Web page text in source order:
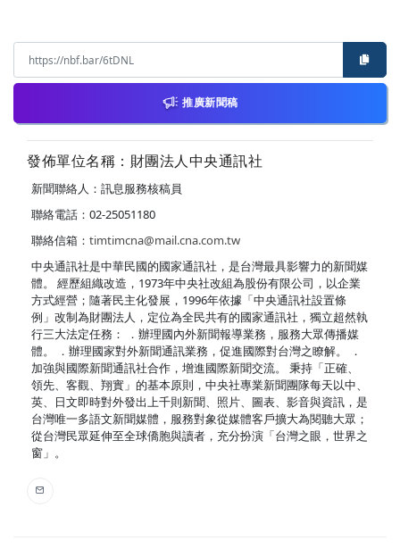
推廣新聞稿
發佈單位名稱：財團法人中央通訊社
新聞聯絡人：訊息服務核稿員
聯絡電話：02-25051180
聯絡信箱： timtimcna@mail.cna.com.tw
中央通訊社是中華民國的國家通訊社，是台灣最具影響力的新聞媒
體。 經歷組織改造，1973年中央社改組為股份有限公司，以企業
方式經營；隨著民主化發展，1996年依據「中央通訊社設置條
例」改制為財團法人，定位為全民共有的國家通訊社，獨立超然執
行三大法定任務： ．辦理國內外新聞報導業務，服務大眾傳播媒
體。 ．辦理國家對外新聞通訊業務，促進國際對台灣之瞭解。 ．
加強與國際新聞通訊社合作，增進國際新聞交流。 秉持「正確、
領先、客觀、翔實」的基本原則，中央社專業新聞團隊每天以中、
英、日文即時對外發出上千則新聞、照片、圖表、影音與資訊，是
台灣唯一多語文新聞媒體，服務對象從媒體客戶擴大為閱聽大眾；
從台灣民眾延伸至全球僑胞與讀者，充分扮演「台灣之眼，世界之
窗」。